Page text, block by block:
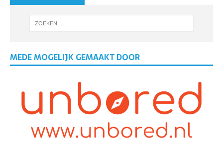
MEDE MOGELIJK GEMAAKT DOOR